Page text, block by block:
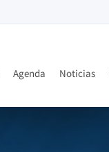
Agenda Noticias